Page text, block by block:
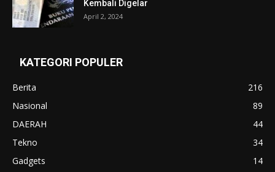
Kembali Digelar
April 2, 2024
KATEGORI POPULER
Berita
216
Nasional
89
DAERAH
44
Tekno
34
Gadgets
14